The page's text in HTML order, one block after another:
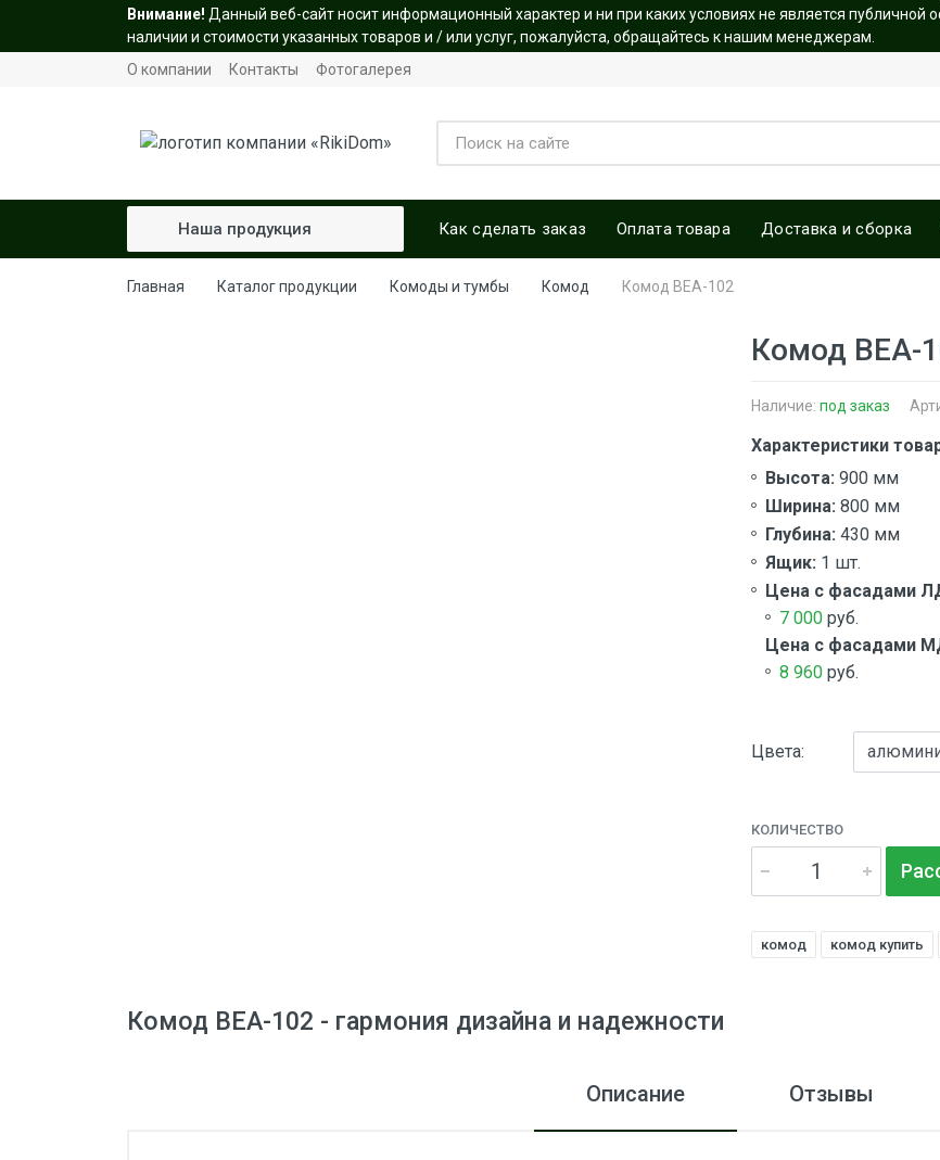
Внимание! Данный веб-сайт носит информационный характер и ни при каких условиях не является
наличии и стоимости указанных товаров и / или услуг, пожалуйста, обращайтесь к нашим менеджерам.
О компании
Контакты Фотогалерея
Гардеробные
Наша продукция Как сделать заказ Оплата товара Доставка и сборка
Главная Каталог продукции Комоды и тумбы Комод Комод ВЕА-102
Комод ВЕА-
Наличие: под заказ
Характеристики
Высота: 900 мм
Ширина: 800 мм
Глубина: 430 мм
Ящик: 1 шт.
Цена с фасадами
7 000 руб.
Цена с фасадами
8 960 руб.
Цвета:
КОЛИЧЕСТВО
комод комод купить
Комод ВЕА-102 - гармония дизайна и надежности
Описание Отзывы